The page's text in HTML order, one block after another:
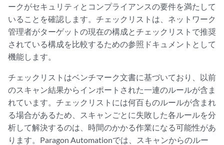
ークがセキュリティとコンプライアンスの要件を満たして
いることを確認します。チェックリストは、ネットワーク
管理者がターゲットの現在の構成とチェックリストで推奨
されている構成を比較するための参照ドキュメントとして
機能します。
チェックリストはベンチマーク文書に基づいており、以前
のスキャン結果からインポートされた一連のルールが含ま
れています。チェックリストには何百ものルールが含まれ
る場合があるため、スキャンごとに失敗した各ルールを分
析して解決するのは、時間のかかる作業になる可能性があ
ります。Paragon Automationでは、スキャンからのルー